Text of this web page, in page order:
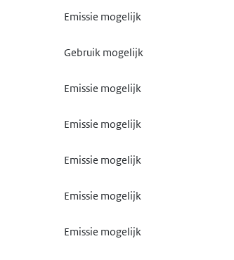
Emissie mogelijk
Gebruik mogelijk
Emissie mogelijk
Emissie mogelijk
Emissie mogelijk
Emissie mogelijk
Emissie mogelijk